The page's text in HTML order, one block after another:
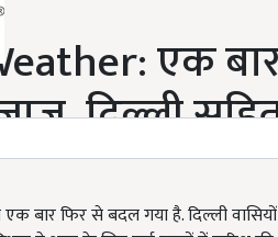
एक
दिल्ली
एक बार फिर से बदल गया है. दिल्ली